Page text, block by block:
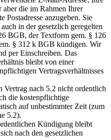
die im Rahmen Ihrer
Postadresse anzugeben. Sie
in der gesetzlich geregelten
BGB, der Textform gem. § 126
§ 312 k BGB kündigen. Wir
per Einschreiben. Das
bleibt von einer
Vertragsverhältnisses
Vertrag nach 5.2 nicht ordentlich
die kostenpflichtige
auf unbestimmter Zeit (zum
5.2).
Kündigung bleibt
nach den gesetzlichen